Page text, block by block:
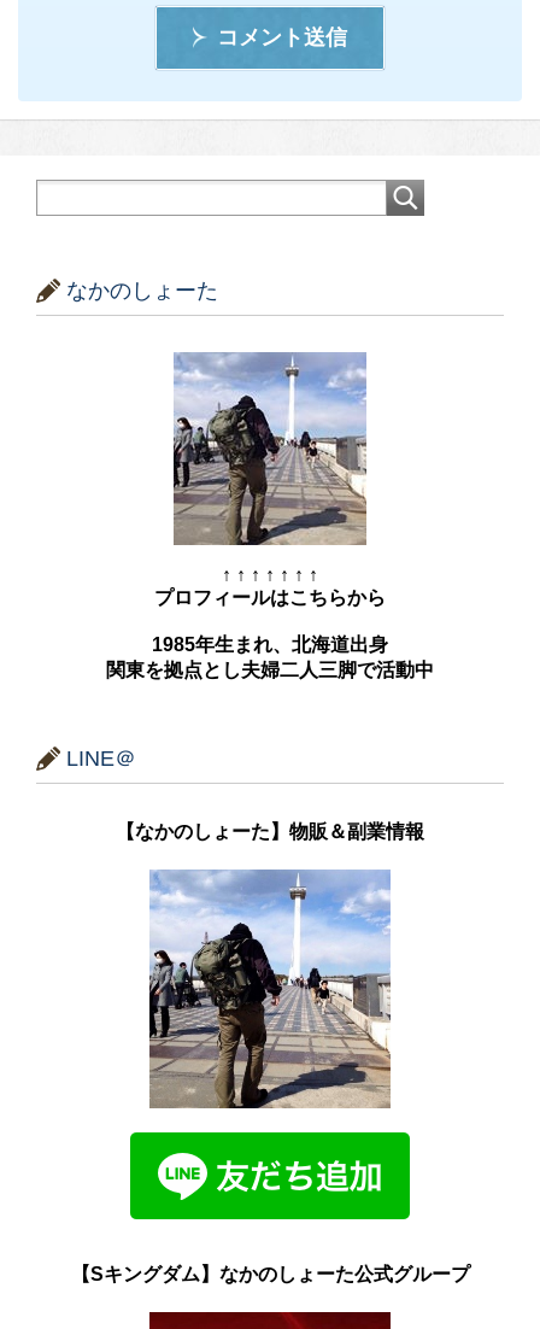
コメント送信
なかのしょーた
↑ ↑ ↑ ↑ ↑ ↑ ↑
プロフィールはこちらから
1985年生まれ、北海道出身
関東を拠点とし夫婦二人三脚で活動中
LINE＠
【なかのしょーた】物販＆副業情報
【Sキングダム】なかのしょーた公式グループ